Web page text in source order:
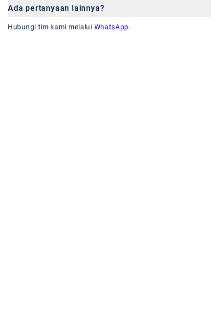
Ada pertanyaan lainnya?
Hubungi tim kami melalui WhatsApp.